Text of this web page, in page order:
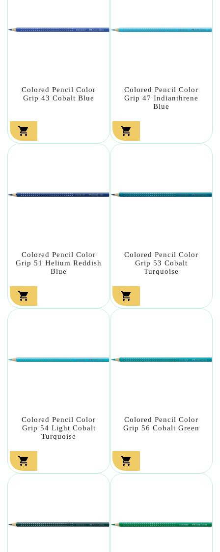
Colored Pencil Color
Grip 43 Cobalt Blue

Colored Pencil Color
Grip 47 Indianthrene
Blue

Colored Pencil Color
Grip 51 Helium Reddish
Blue

Colored Pencil Color
Grip 53 Cobalt
Turquoise

Colored Pencil Color
Grip 54 Light Cobalt
Turquoise

Colored Pencil Color
Grip 56 Cobalt Green
